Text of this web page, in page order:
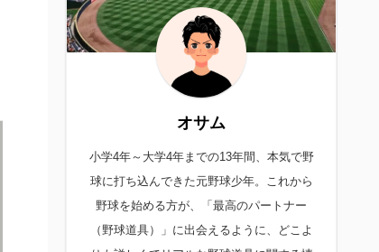
オサム
小学4年～大学4年までの13年間、本気で野
球に打ち込んできた元野球少年。これから
野球を始める方が、「最高のパートナー
（野球道具）」に出会えるように、どこよ